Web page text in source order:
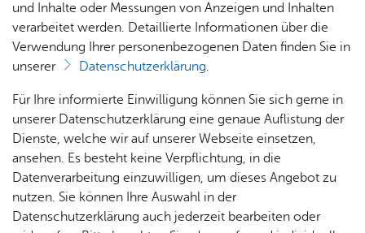
Über­sicht Bür­ger & Stadt
Rat­
haus &
Bür­
ger­
ser­vice
Rat­
häu­ser
Nach­
rich­
ten,
Vi­de­os
& Bil­
der
Me­di­
Jobs
Stel­
len­an­
ge­bo­te
Aus­bil­
dung &
Stu­di­
Bauen
& Um­
welt
Geo­
da­ten
Ge­
sund­
heit &
kum
Vor­le­sen
Baum­fäll­ge­neh­mi­gung be­
an­tra­gen
Für das Fällen von Bäumen kann aus unterschiedlichen
Gründen eine Genehmigung erforderlich sein.
Eine Fällgenehmigung ist vor allem in den folgenden
und Inhalte oder Messungen von Anzeigen und Inhalten
verarbeitet werden. Detaillierte Informationen über die
Verwendung Ihrer personenbezogenen Daten finden Sie in
unserer
Datenschutzerklärung.
Für Ihre informierte Einwilligung können Sie sich gerne in
unserer Datenschutzerklärung eine genaue Auflistung der
Dienste, welche wir auf unserer Webseite einsetzen,
ansehen. Es besteht keine Verpflichtung, in die
Datenverarbeitung einzuwilligen, um dieses Angebot zu
nutzen. Sie können Ihre Auswahl in der
Datenschutzerklärung auch jederzeit bearbeiten oder